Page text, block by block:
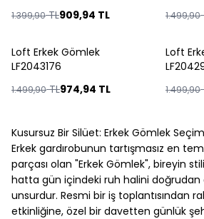
1.399,90TL909,94 TL 1.499,90
% 35
Loft Erkek Gömlek
LF2043176
1.499,90TL974,94 TL
% 35
Loft
1.499,90
Kusursuz Bir Silüet: Erkek Gömlek
Erkek gardırobunun tartışmasız en
parçası olan "Erkek Gömlek", bireyin
hatta gün içindeki ruh halini doğrudan
unsurdur. Resmi bir iş toplantısından
etkinliğine, özel bir davetten günlük